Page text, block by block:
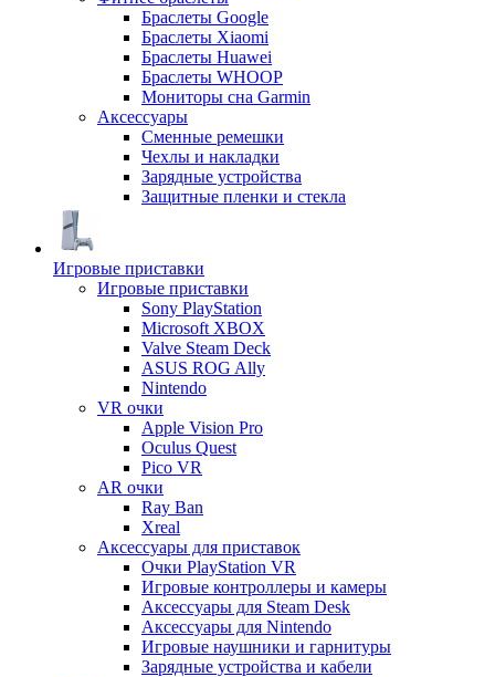
Браслеты Google
Браслеты Xiaomi
Браслеты Huawei
Браслеты WHOOP
Мониторы сна Garmin
Аксессуары
Сменные ремешки
Чехлы и накладки
Зарядные устройства
Защитные пленки и стекла
Игровые приставки
Игровые приставки
Sony PlayStation
Microsoft XBOX
Valve Steam Deck
ASUS ROG Ally
Nintendo
VR очки
Apple Vision Pro
Oculus Quest
Pico VR
AR очки
Ray Ban
Xreal
Аксессуары для приставок
Очки PlayStation VR
Игровые контроллеры и камеры
Аксессуары для Steam Desk
Аксессуары для Nintendo
Игровые наушники и гарнитуры
Зарядные устройства и кабели